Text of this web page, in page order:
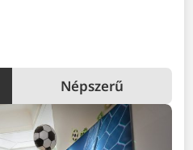
Népszerű